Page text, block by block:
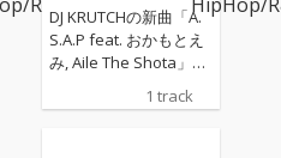
DJ KRUTCHの新曲「A.
S.A.P feat. おかもとえ
み, Aile The Shota」
は、失恋の痛みを抱え
ながら、夜の街で新し
1 track